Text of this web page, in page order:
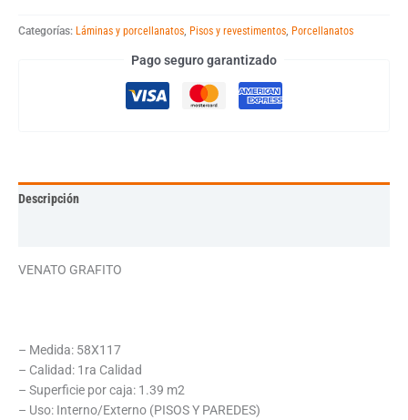
Categorías: Láminas y porcellanatos Pisos y revestimentos Porcellanatos
Pago seguro garantizado
Descripción
VENATO GRAFITO
– Medida: 58X117
– Calidad: 1ra Calidad
– Superficie por caja: 1.39 m2
– Uso: Interno/Externo (PISOS Y PAREDES)